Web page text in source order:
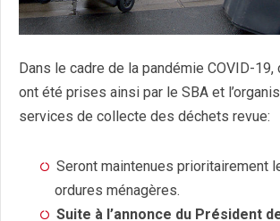
Dans le cadre de la pandémie COVID-
ont été prises ainsi par le SBA et
services de collecte des déchets revue:
Seront maintenues prioritairement
ordures ménagères.
Suite à l’annonce du Président